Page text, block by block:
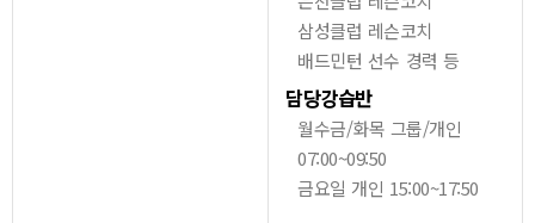
삼성클럽 레슨코치
배드민턴 선수 경력 등
담당강습반
월수금/화목 그룹/개인
07:00~09:50
금요일 개인 15:00~17:50